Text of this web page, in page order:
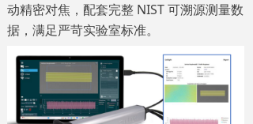
动精密对焦，配套完整 NIST 可溯源测量数
据，满足严苛实验室标准。